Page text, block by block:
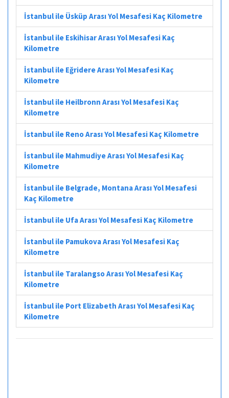
İstanbul ile Üsküp Arası Yol Mesafesi Kaç Kilometre
İstanbul ile Eskihisar Arası Yol Mesafesi Kaç
Kilometre
İstanbul ile Eğridere Arası Yol Mesafesi Kaç
Kilometre
İstanbul ile Heilbronn Arası Yol Mesafesi Kaç
Kilometre
İstanbul ile Reno Arası Yol Mesafesi Kaç Kilometre
İstanbul ile Mahmudiye Arası Yol Mesafesi Kaç
Kilometre
İstanbul ile Belgrade, Montana Arası Yol Mesafesi
Kaç Kilometre
İstanbul ile Ufa Arası Yol Mesafesi Kaç Kilometre
İstanbul ile Pamukova Arası Yol Mesafesi Kaç
Kilometre
İstanbul ile Taralangso Arası Yol Mesafesi Kaç
Kilometre
İstanbul ile Port Elizabeth Arası Yol Mesafesi Kaç
Kilometre